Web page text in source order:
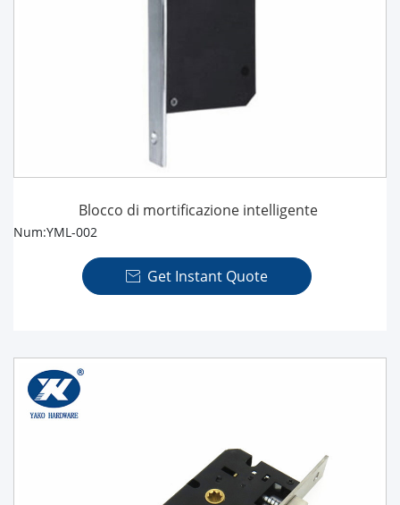
Blocco di mortificazione intelligente
Num:YML-002
 Get Instant Quote